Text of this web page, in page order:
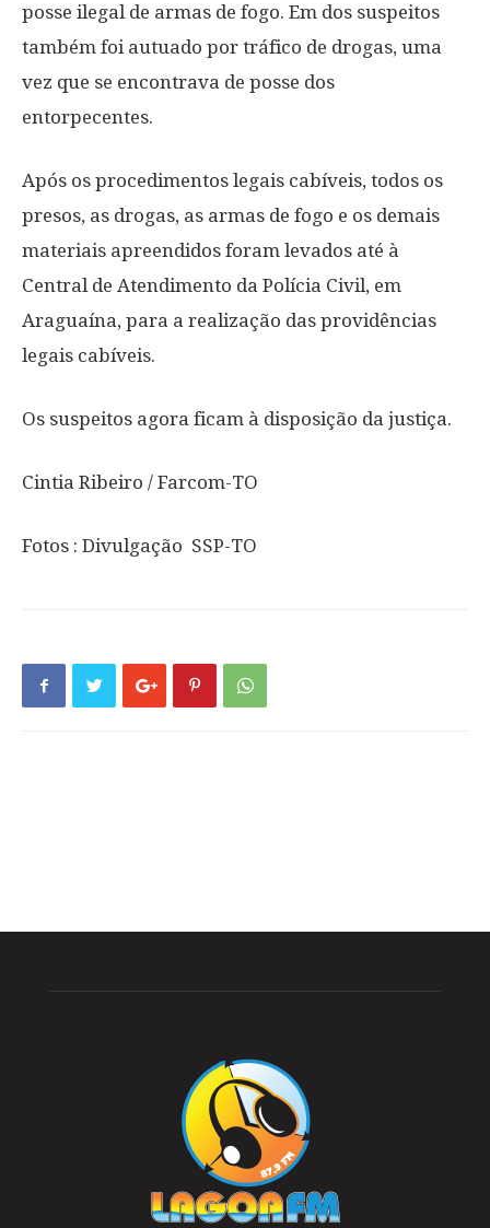
posse ilegal de armas de fogo. Em dos suspeitos
também foi autuado por tráfico de drogas, uma
vez que se encontrava de posse dos
entorpecentes.
Após os procedimentos legais cabíveis, todos os
presos, as drogas, as armas de fogo e os demais
materiais apreendidos foram levados até à
Central de Atendimento da Polícia Civil, em
Araguaína, para a realização das providências
legais cabíveis.
Os suspeitos agora ficam à disposição da justiça.
Cintia Ribeiro / Farcom-TO
Fotos : Divulgação SSP-TO